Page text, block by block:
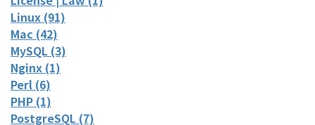
Linux (91)
Mac (42)
MySQL (3)
Nginx (1)
Perl (6)
PHP (1)
PostgreSQL (7)